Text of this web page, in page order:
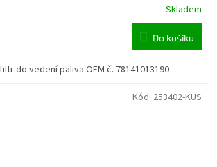
Skladem
Do košíku
do vedení paliva OEM č. 78141013190
Kód: 253402-KUS